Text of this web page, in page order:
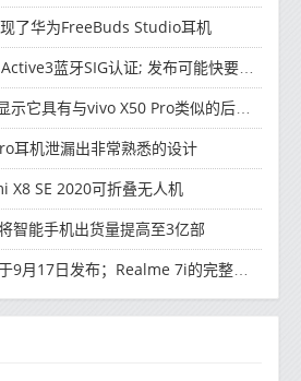
了华为FreeBuds Studio耳机
蓝牙SIG认证; 发布可能快要结束了
它具有与vivo X50 Pro类似的后部设计
耳机泄漏出非常熟悉的设计
X8 SE 2020可折叠无人机
智能手机出货量提高至3亿部
日发布；Realme 7i的完整规格并导致泄漏